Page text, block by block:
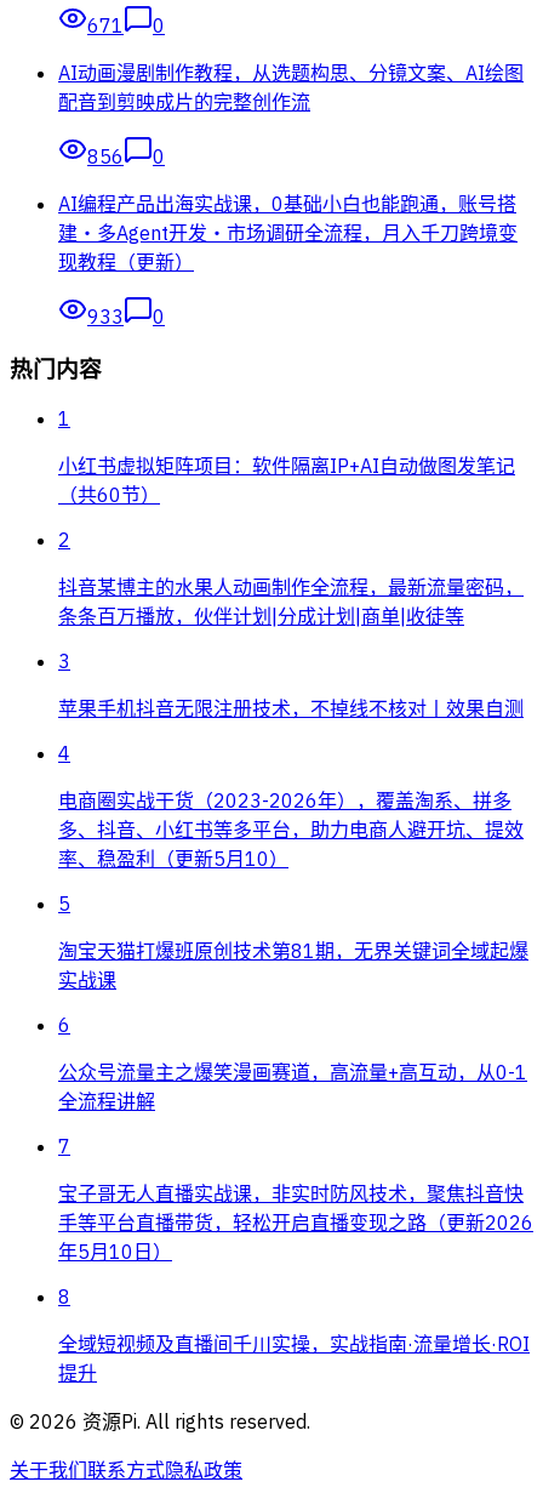
671
0
AI动画漫剧制作教程，从选题构思、分镜文案、AI绘图
配音到剪映成片的完整创作流
856
0
AI编程产品出海实战课，0基础小白也能跑通，账号搭
建・多Agent开发・市场调研全流程，月入千刀跨境变
现教程（更新）
933 0
热门内容
1
小红书虚拟矩阵项目：软件隔离IP+AI自动做图发笔记
（共60节）
2
抖音某博主的水果人动画制作全流程，最新流量密码，
条条百万播放，伙伴计划|分成计划|商单|收徒等
3
苹果手机抖音无限注册技术，不掉线不核对丨效果自测
4
电商圈实战干货（2023-2026年），覆盖淘系、拼多
多、抖音、小红书等多平台，助力电商人避开坑、提效
率、稳盈利（更新5月10）
5
淘宝天猫打爆班原创技术第81期，无界关键词全域起爆
实战课
6
公众号流量主之爆笑漫画赛道，高流量+高互动，从0-1
全流程讲解
7
宝子哥无人直播实战课，非实时防风技术，聚焦抖音快
手等平台直播带货，轻松开启直播变现之路（更新2026
年5月10日）
8
全域短视频及直播间千川实操，实战指南·流量增长·ROI
提升
© 2026 资源Pi. All rights reserved.
关于我们联系方式隐私政策